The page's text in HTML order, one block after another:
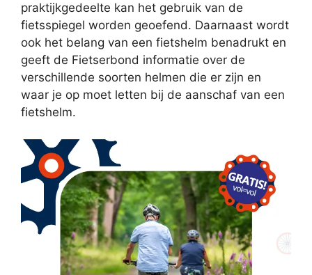
praktijkgedeelte kan het gebruik van de
fietsspiegel worden geoefend. Daarnaast wordt
ook het belang van een fietshelm benadrukt en
geeft de Fietserbond informatie over de
verschillende soorten helmen die er zijn en
waar je op moet letten bij de aanschaf van een
fietshelm.